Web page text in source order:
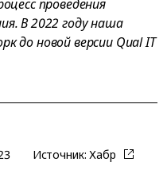
проведения
В 2022 году наша
до новой версии Qual IT
Источник:Хабр